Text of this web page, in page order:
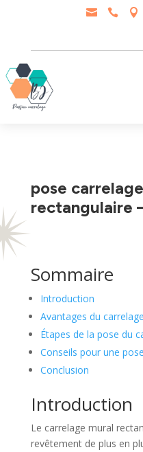
  
pose
rectangulaire
Sommaire
Introduction
Avantages du
Étapes de la pose du
Conseils pour une
Conclusion
Introduction
Le carrelage mural
revêtement de plus en